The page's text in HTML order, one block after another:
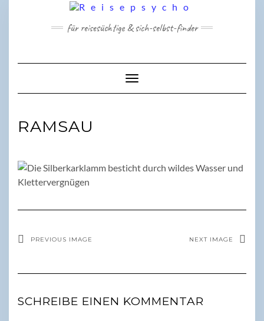
für reisesüchtige & sich-selbst-finder
Toggle Navigation
RAMSAU
PREVIOUS IMAGE NEXT IMAGE
SCHREIBE EINEN KOMMENTAR